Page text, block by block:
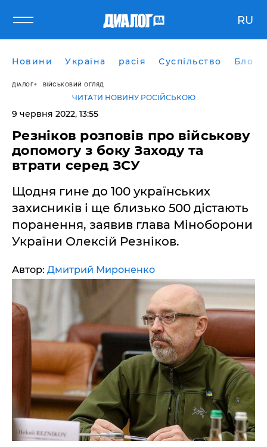
RU
Новини Україна расія Суспільство Блоги
ДІАЛОГ ВІЙСЬКОВИЙ ОГЛЯД
ЧИТАТИ НОВИНУ РОСІЙСЬКОЮ
9 червня 2022, 13:55
Резніков розповів про військову
допомогу з боку Заходу та
втрати серед ЗСУ
Щодня гине до 100 українських
захисників і ще близько 500 дістають
поранення, заявив глава Міноборони
України Олексій Резніков.
Автор: Дмитрий Мироненко